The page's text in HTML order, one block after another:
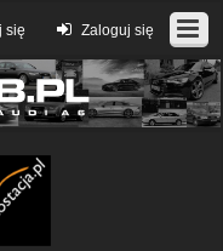
Zaloguj się
się